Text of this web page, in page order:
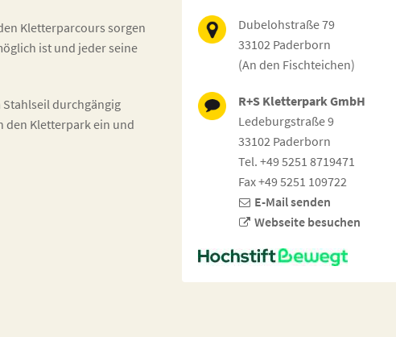
Kletterparcours sorgen
ist und jeder seine
durchgängig
den Kletterpark ein und
Dubelohstraße 79
33102 Paderborn
(An den Fischteichen)
R+S Kletterpark GmbH
Ledeburgstraße 9
33102 Paderborn
Tel. +49 5251 8719471
Fax +49 5251 109722
E-Mail senden
Webseite besuchen